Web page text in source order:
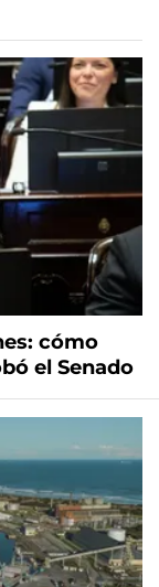
cómo
el Senado